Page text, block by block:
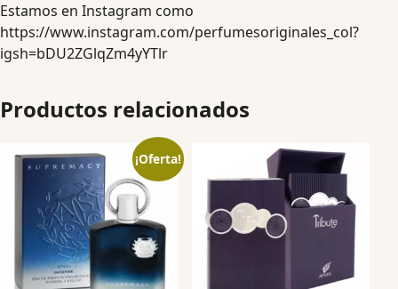
Estamos en Instagram como
https://www.instagram.com/perfumesoriginales_col?
igsh=bDU2ZGlqZm4yYTlr
Productos relacionados
¡Oferta!